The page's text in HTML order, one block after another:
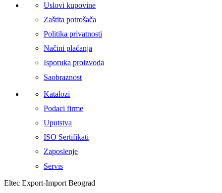
Uslovi kupovine
Zaštita potrošača
Politika privatnosti
Načini plaćanja
Isporuka proizvoda
Saobraznost
Katalozi
Podaci firme
Uputstva
ISO Sertifikati
Zaposlenje
Servis
Eltec Export-Import Beograd